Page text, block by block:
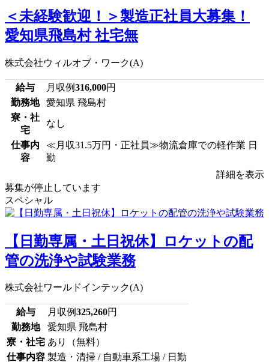
＜未経験歓迎！＞製造正社員大募集！
愛知県飛島村 社宅無
株式会社ウィルオブ・ワーク(A)
給与 月収例316,000円
勤務地
愛知県 飛島村
寮・社
宅
なし
仕事内
容
≪月収31.5万円・正社員≫物流倉庫での軽作業 日
勤
詳細を表示
募集が停止しています
スペシャル
【日勤専属・土日祝休】ロケットの配
管の洗浄や試験業務
株式会社ワールドインテック(A)
給与 月収例325,260円
勤務地
愛知県 飛島村
寮・社宅 あり（無料）
仕事内容 製造・清掃 / 自動車系工場 / 日勤